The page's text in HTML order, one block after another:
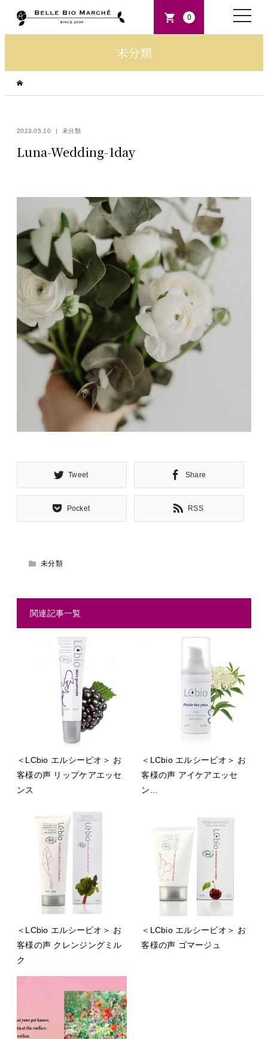
0
toggle
未分類
2023.05.10 未分類
Luna-Wedding-1day
Tweet Share
Pocket RSS
未分類
関連記事一覧
＜LCbio エルシービオ＞ お
客様の声 リップケアエッセ
ンス
＜LCbio エルシービオ＞ お
客様の声 アイケアエッセ
ン...
＜LCbio エルシービオ＞ お
客様の声 クレンジングミル
ク
＜LCbio エルシービオ＞ お
客様の声 ゴマージュ